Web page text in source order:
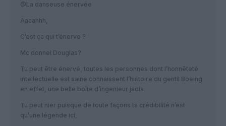
@La danseuse énervée
Aaaahhh,
C’est ça qui t’énerve ?
Mc donnel Douglas?
Tu peut être énervé, toutes les personnes dont l’honnêteté
intellectuelle est saine connaissent l’histoire du gentil Boeing
en effet, une belle boîte d’ingenieur jadis
Tu peut nier puisque de toute façons ta crédibilité n’est
qu’une légende ici,